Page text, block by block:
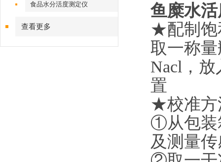
食品水分活度测定仪
查看更多
鱼糜水
★配制饱
取一称
Nacl，
置
★校准方
①从包装
及测量